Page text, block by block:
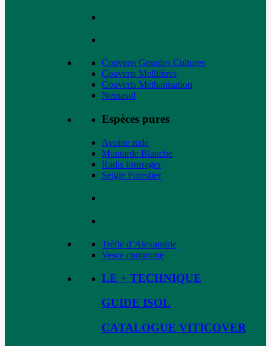
Couverts Grandes Cultures
Couverts Mellifères
Couverts Méthanisation
Nemasol
Espèces pures
Avoine rude
Moutarde Blanche
Radis fourrager
Seigle Forestier
Trèfle d’Alexandrie
Vesce commune
LE + TECHNIQUE
GUIDE ISOL
CATALOGUE VITICOVER